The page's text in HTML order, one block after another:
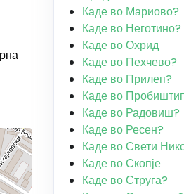
Каде во Мариово?
Каде во Неготино?
Каде во Охрид
Каде во Пехчево?
Каде во Прилеп?
Каде во
Каде во Радовиш?
Каде во Ресен?
Каде во Свети
Каде во Скопје
Каде во Струга?